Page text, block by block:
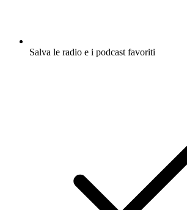
Salva le radio e i podcast favoriti